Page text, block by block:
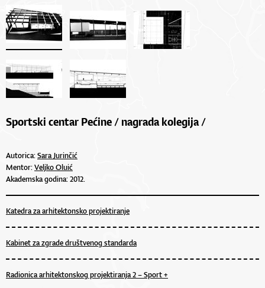
Sportski centar Pećine / nagrada kolegija /
Autorica:Sara Jurinčić
Mentor:Veljko Oluić
Akademska godina: 2012.
Katedra za arhitektonsko projektiranje
Kabinet za zgrade društvenog standarda
Radionica arhitektonskog projektiranja 2 – Sport +